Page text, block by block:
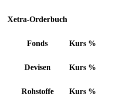
Xetra-Orderbuch
Fonds Kurs %
Devisen Kurs %
Rohstoffe Kurs %